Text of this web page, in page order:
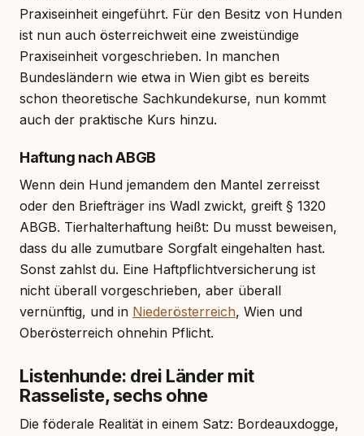
Praxiseinheit eingeführt. Für den Besitz von Hunden
ist nun auch österreichweit eine zweistündige
Praxiseinheit vorgeschrieben. In manchen
Bundesländern wie etwa in Wien gibt es bereits
schon theoretische Sachkundekurse, nun kommt
auch der praktische Kurs hinzu.
Haftung nach ABGB
Wenn dein Hund jemandem den Mantel zerreisst
oder den Briefträger ins Wadl zwickt, greift § 1320
ABGB. Tierhalterhaftung heißt: Du musst beweisen,
dass du alle zumutbare Sorgfalt eingehalten hast.
Sonst zahlst du. Eine Haftpflichtversicherung ist
nicht überall vorgeschrieben, aber überall
vernünftig, und in Niederösterreich, Wien und
Oberösterreich ohnehin Pflicht.
Listenhunde: drei Länder mit
Rasseliste, sechs ohne
Die föderale Realität in einem Satz: Bordeauxdogge,